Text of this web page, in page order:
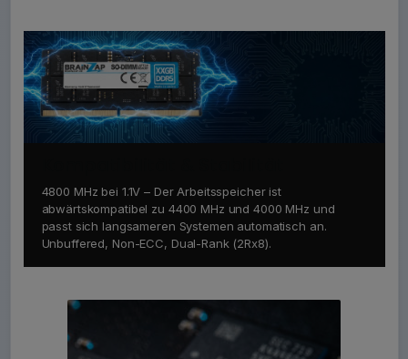
4800 MHz bei 1.1V – Der Arbeitsspeicher ist
abwärtskompatibel zu 4400 MHz und 4000 MHz und
passt sich langsameren Systemen automatisch an.
Unbuffered, Non-ECC, Dual-Rank (2Rx8).